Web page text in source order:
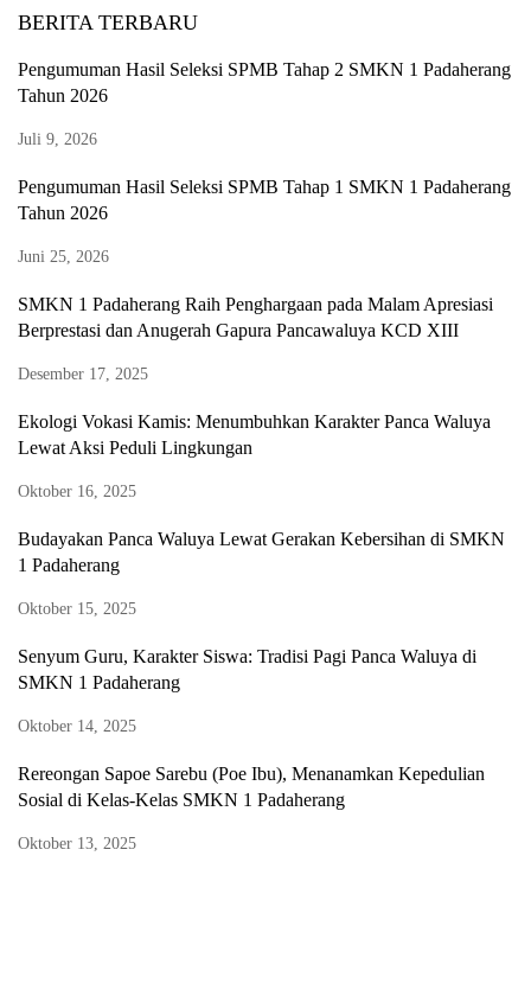
BERITA TERBARU
Pengumuman Hasil Seleksi SPMB Tahap 2 SMKN 1 Padaherang
Tahun 2026
Juli 9, 2026
Pengumuman Hasil Seleksi SPMB Tahap 1 SMKN 1 Padaherang
Tahun 2026
Juni 25, 2026
SMKN 1 Padaherang Raih Penghargaan pada Malam Apresiasi
Berprestasi dan Anugerah Gapura Pancawaluya KCD XIII
Desember 17, 2025
Ekologi Vokasi Kamis: Menumbuhkan Karakter Panca Waluya
Lewat Aksi Peduli Lingkungan
Oktober 16, 2025
Budayakan Panca Waluya Lewat Gerakan Kebersihan di SMKN
1 Padaherang
Oktober 15, 2025
Senyum Guru, Karakter Siswa: Tradisi Pagi Panca Waluya di
SMKN 1 Padaherang
Oktober 14, 2025
Rereongan Sapoe Sarebu (Poe Ibu), Menanamkan Kepedulian
Sosial di Kelas-Kelas SMKN 1 Padaherang
Oktober 13, 2025